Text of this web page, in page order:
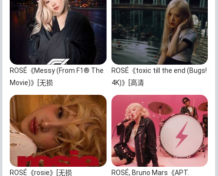
ROSÉ《Messy (From F1® The
Movie)》[无损
FLAC/MP3/47MB]百度云网盘下
ROSÉ《toxic till the end (Bugs!
4K)》[高清
4K/2160P/MP4/2.7GB]迅雷云
网盘下载
ROSÉ《rosie》[无损 ROSÉ, Bruno Mars《APT.